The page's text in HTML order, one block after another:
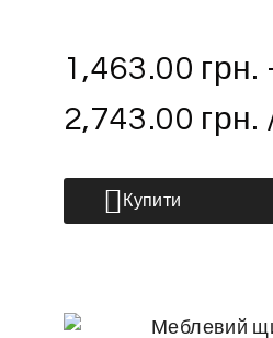
1,463.00 грн.
2,743.00 грн.
Купити